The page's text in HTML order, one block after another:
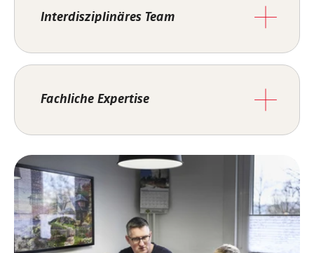
Interdisziplinäres Team
Fachliche Expertise